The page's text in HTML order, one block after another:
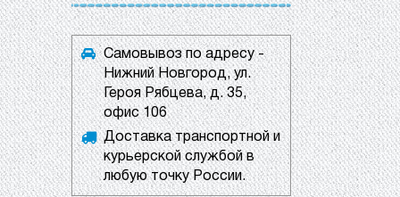
Самовывоз по адресу -
Нижний Новгород, ул.
Героя Рябцева, д. 35,
офис 106
Доставка транспортной и
курьерской службой в
любую точку России.